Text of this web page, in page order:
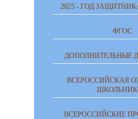
2025 - ГОД
ФГОС
ДОПОЛНИТЕЛЬНЫЕ
ВСЕРОССИЙСКАЯ
ВСЕРОССИЙСКИЕ